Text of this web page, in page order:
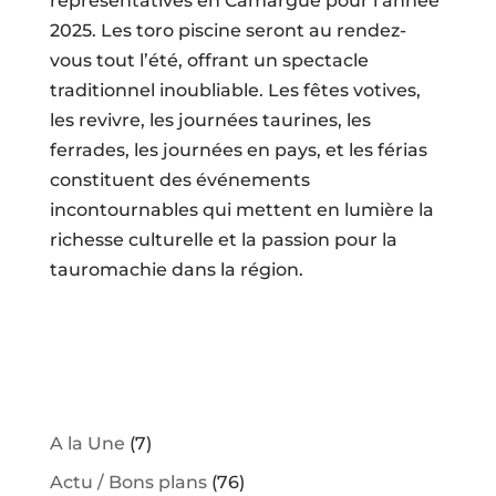
2025. Les toro piscine seront au rendez-
vous tout l’été, offrant un spectacle
traditionnel inoubliable. Les fêtes votives,
les revivre, les journées taurines, les
ferrades, les journées en pays, et les férias
constituent des événements
incontournables qui mettent en lumière la
richesse culturelle et la passion pour la
tauromachie dans la région.
A la Une (7)
Actu / Bons plans(76)